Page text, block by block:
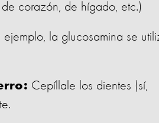
corazón, de hígado, etc.)
ejemplo, la glucosamina se
Cepíllale los dientes (sí,